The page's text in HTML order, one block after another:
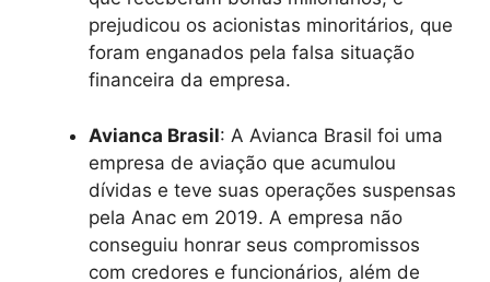
prejudicou os acionistas minoritários, que
foram enganados pela falsa situação
financeira da empresa.
Avianca Brasil: A Avianca Brasil foi uma
empresa de aviação que acumulou
dívidas e teve suas operações suspensas
pela Anac em 2019. A empresa não
conseguiu honrar seus compromissos
com credores e funcionários, além de